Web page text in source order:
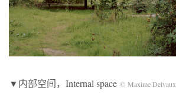
▼内部空间，Internal space © Maxime Delvaux